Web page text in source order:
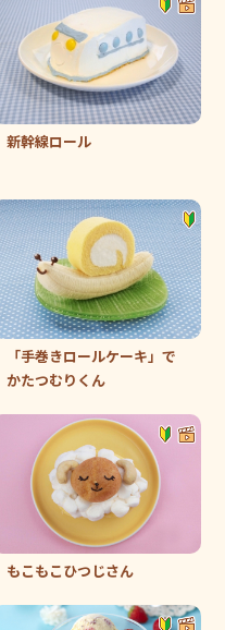
新幹線ロール
「手巻きロールケーキ」で
かたつむりくん
もこもこひつじさん